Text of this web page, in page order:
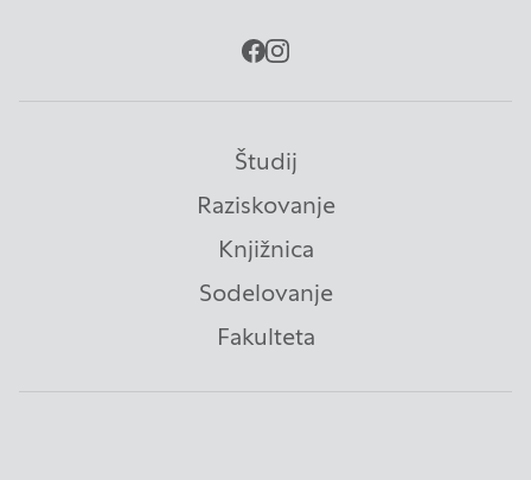
facebook
instagram
Študij
Raziskovanje
Knjižnica
Sodelovanje
Fakulteta